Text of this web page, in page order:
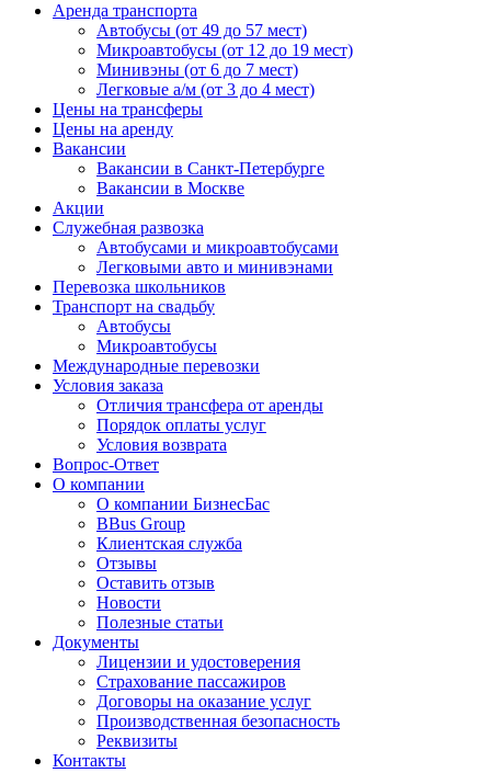
Аренда транспорта
Автобусы (от 49 до 57 мест)
Микроавтобусы (от 12 до 19 мест)
Минивэны (от 6 до 7 мест)
Легковые а/м (от 3 до 4 мест)
Цены на трансферы
Цены на аренду
Вакансии
Вакансии в Санкт-Петербурге
Вакансии в Москве
Акции
Служебная развозка
Автобусами и микроавтобусами
Легковыми авто и минивэнами
Перевозка школьников
Транспорт на свадьбу
Автобусы
Микроавтобусы
Международные перевозки
Условия заказа
Отличия трансфера от аренды
Порядок оплаты услуг
Условия возврата
Вопрос-Ответ
О компании
О компании БизнесБас
BBus Group
Клиентская служба
Отзывы
Оставить отзыв
Новости
Полезные статьи
Документы
Лицензии и удостоверения
Страхование пассажиров
Договоры на оказание услуг
Производственная безопасность
Реквизиты
Контакты